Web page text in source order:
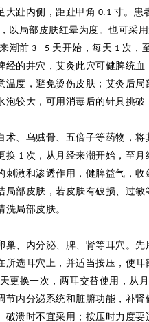
大趾内侧，距趾甲角 0.1 寸。患
以局部皮肤红晕为度。也可采
潮前 3 - 5 天开始，每天 1 次，
经的井穴，艾灸此穴可健脾统血
温度，避免烫伤皮肤；艾灸 后局
泡较大，可用消毒后的针具挑破
术、乌贼骨、五倍子等药物，将
换 1 次，从月经来潮开始，至月
刺激和渗透作用，健脾益气，
局部皮肤，若皮肤有破损、过
局部皮肤。
巢、内分泌、脾、肾等耳穴。先
所选耳穴上，并适当按压，使
天更换一次，两耳交替使用，从
节内分泌系统和脏腑功能，补肾
破溃时不宜采用；按压时力度